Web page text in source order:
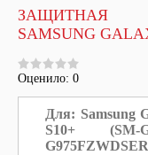
ЗАЩИТНАЯ
SAMSUNG
Оценило: 0
Для: Samsung
S10+ (SM-